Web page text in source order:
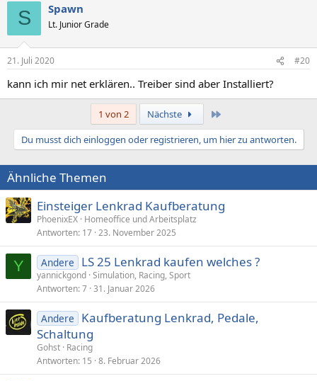
S Spawn
Lt. Junior Grade
21. Juli 2020 #20
kann ich mir net erklären.. Treiber sind aber Installiert?
1 von 2 Nächste
Du musst dich einloggen oder registrieren, um hier zu antworten.
Ähnliche Themen
Einsteiger Lenkrad Kaufberatung
PhoenixEX Homeoffice und Arbeitsplatz
Antworten 17 23. November 2025
Y Andere LS 25 Lenkrad kaufen welches ?
yannickgond Simulation, Racing, Sport
Antworten 7 31. Januar 2026
Andere
Kaufberatung Lenkrad, Pedale,
Schaltung
Gohst Racing
Antworten 15 8. Februar 2026